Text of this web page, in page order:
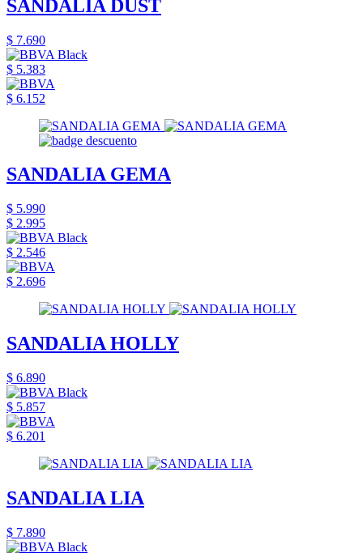
SANDALIA DUST
$ 7.690
$ 5.383
$ 6.152
SANDALIA GEMA
$ 5.990
$ 2.995
$ 2.546
$ 2.696
SANDALIA HOLLY
$ 6.890
$ 5.857
$ 6.201
SANDALIA LIA
$ 7.890